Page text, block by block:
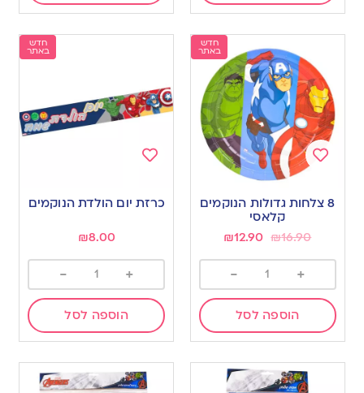
חדש
באתר
to8 צלחות גדולות הנוקמים
קלאסי
₪16.90
₪12.90
+
-
הוספה לסל
חדש
באתר
to
כרזת יום הולדת הנוקמים
₪8.00
+
-
הוספה לסל